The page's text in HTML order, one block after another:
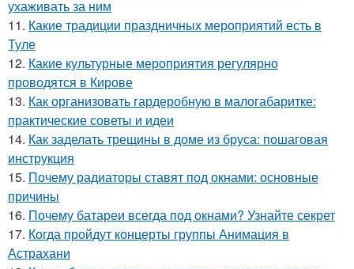
ухаживать за ним
11. Какие традиции праздничных мероприятий есть в
Туле
12. Какие культурные мероприятия регулярно
проводятся в Кирове
13. Как организовать гардеробную в малогабаритке:
практические советы и идеи
14. Как заделать трещины в доме из бруса: пошаговая
инструкция
15. Почему радиаторы ставят под окнами: основные
причины
16. Почему батареи всегда под окнами? Узнайте секрет
17. Когда пройдут концерты группы Анимация в
Астрахани